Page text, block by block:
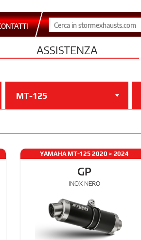
ASSISTENZA
MT-125
YAMAHA MT-125 2020 > 2024
GP
INOX NERO